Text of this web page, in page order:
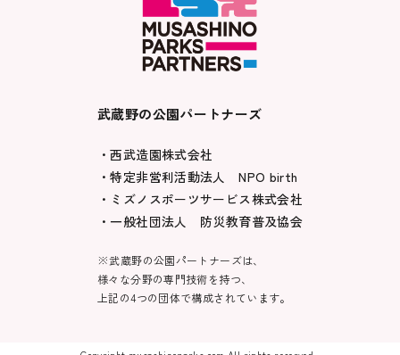
武蔵野の公園パートナーズ
・西武造園株式会社
・特定非営利活動法人 NPO birth
・ミズノスポーツサービス株式会社
・一般社団法人 防災教育普及協会
※武蔵野の公園パートナーズは、
様々な分野の専門技術を持つ、
上記の4つの団体で構成されています。